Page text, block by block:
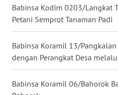
Babinsa Kodim 0203/Langkat
Petani Semprot Tanaman Padi
Babinsa Koramil 13/
dengan Perangkat Desa
Babinsa Koramil 06/Bahorok
WN
KALTENG
KALSEL